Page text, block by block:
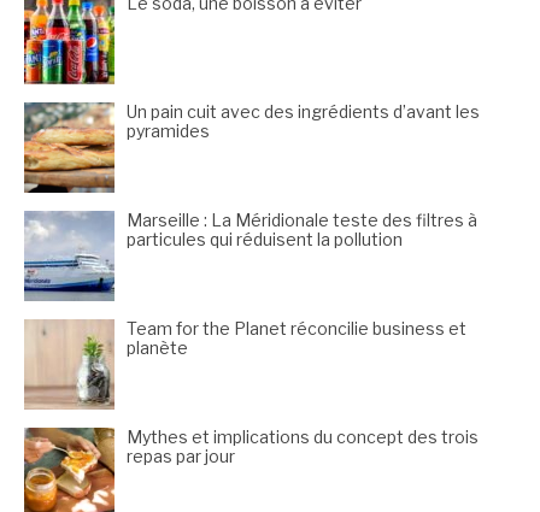
Un pain cuit avec des ingrédients d’avant les
pyramides
Marseille : La Méridionale teste des filtres à
particules qui réduisent la pollution
Team for the Planet réconcilie business et
planète
Mythes et implications du concept des trois
repas par jour